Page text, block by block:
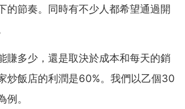
的節奏。同時有不少人都希望通過開
賺多少，還是取決於成本和每天的銷
炒飯店的利潤是60%。我們以乙個30
例。